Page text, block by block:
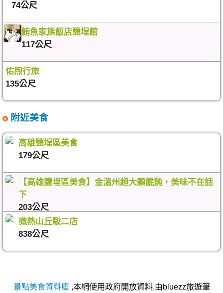
74公尺
鮪魚家族飯店鹽埕館
117公尺
佑煦行旅
135公尺
附近美食
高雄鹽埕區美食
179公尺
【高雄鹽埕區美食】金溫州超大顆餛飩，美味不在話
下
203公尺
微熱山丘駁二店
838公尺
景點美食資料庫,本網使用政府開放資料,由bluezz旅遊筆